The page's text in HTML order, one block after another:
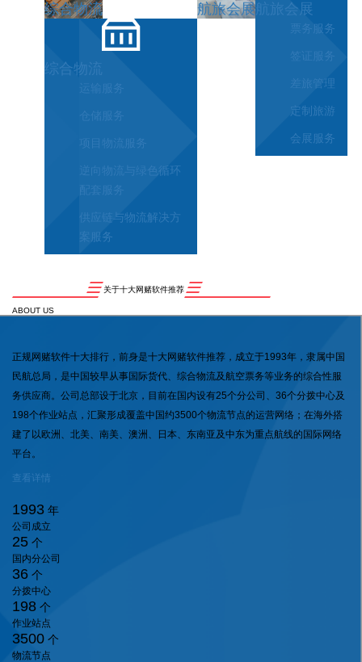
综合物流
综合物流
运输服务
仓储服务
项目物流服务
逆向物流与绿色循环
配套服务
供应链与物流解决方
案服务
航旅会展航旅会展
票务服务
签证服务
差旅管理
定制旅游
会展服务
关于十大网赌软件推荐
ABOUT US
正规网赌软件十大排行，前身是十大网赌软件推荐，成立于1993年，隶属中国
民航总局，是中国较早从事国际货代、综合物流及航空票务等业务的综合性服
务供应商。公司总部设于北京，目前在国内设有25个分公司、36个分拨中心及
198个作业站点，汇聚形成覆盖中国约3500个物流节点的运营网络；在海外搭
建了以欧洲、北美、南美、澳洲、日本、东南亚及中东为重点航线的国际网络
平台。
查看详情
1993 年
公司成立
25 个
国内分公司
36 个
分拨中心
198 个
作业站点
3500 个
物流节点